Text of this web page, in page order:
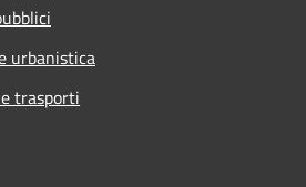
urbanistica
trasporti